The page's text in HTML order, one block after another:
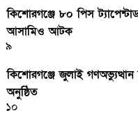
কিশোরগঞ্জে ৮০ পিস
আসামিও আটক
৯
কিশোরগঞ্জে জুলাই
অনুষ্ঠিত
১০